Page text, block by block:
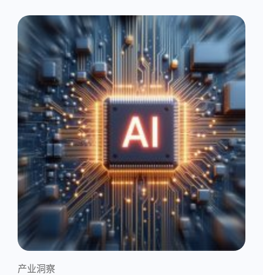
产业洞察